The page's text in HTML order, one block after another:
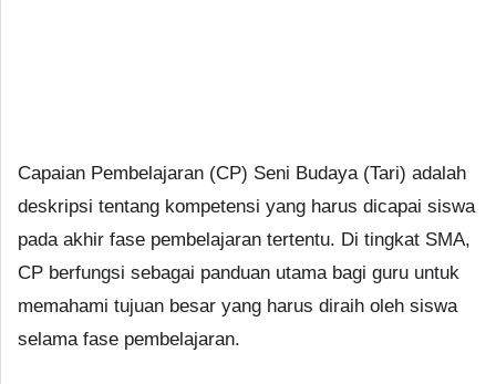
Capaian Pembelajaran (CP) Seni Budaya (Tari) adalah
deskripsi tentang kompetensi yang harus dicapai siswa
pada akhir fase pembelajaran tertentu. Di tingkat SMA,
CP berfungsi sebagai panduan utama bagi guru untuk
memahami tujuan besar yang harus diraih oleh siswa
selama fase pembelajaran.